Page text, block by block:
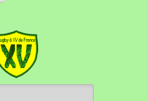
Rugby à XV de